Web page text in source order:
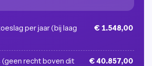
per jaar (bij laag
€ 1.548,00
recht boven dit
€ 40.857,00